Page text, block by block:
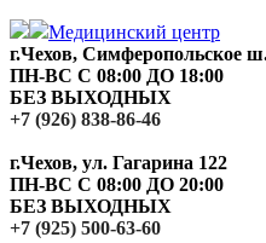
Медицинский центр
г.Чехов, Симферопольское
ПН-ВС С 08:00 ДО 18:00
БЕЗ ВЫХОДНЫХ
+7 (926) 838-86-46
г.Чехов, ул. Гагарина 122
ПН-ВС С 08:00 ДО 20:00
БЕЗ ВЫХОДНЫХ
+7 (925) 500-63-60